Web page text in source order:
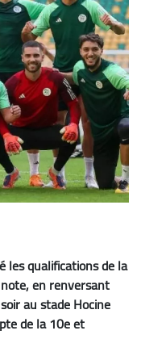
les qualifications de la
en renversant
au stade Hocine
de la 10e et